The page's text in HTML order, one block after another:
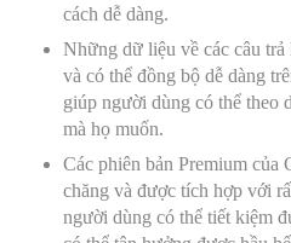
cách dễ dàng.
Những dữ liệu về các câu
và có thể đồng bộ dễ dàng
giúp người dùng có thể theo
mà họ muốn.
Các phiên bản Premium của
chăng và được tích hợp với
người dùng có thể tiết kiệm